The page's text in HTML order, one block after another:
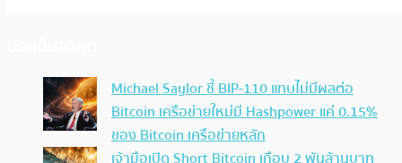
Michael Saylor ชี้ BIP-110 แทบไม่มีผลต่อ
Bitcoin เครือข่ายใหม่มี Hashpower แค่ 0.15%
ของ Bitcoin เครือข่ายหลัก